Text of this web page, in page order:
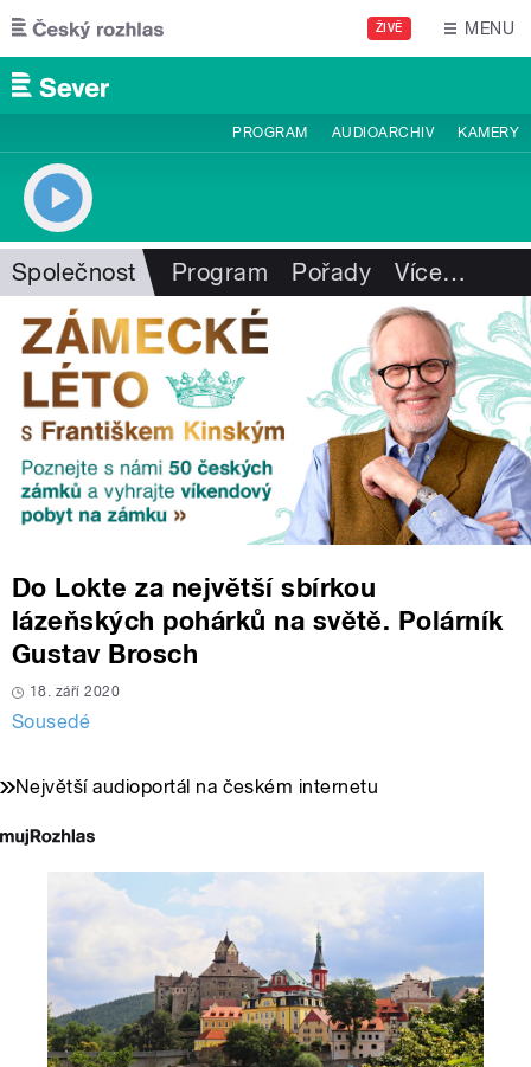
Přejít k hlavnímu obsahu
ŽIVĚ MENU
PROGRAM AUDIOARCHIV KAMERY
Společnost Program Pořady Více…
Do Lokte za největší sbírkou
lázeňských pohárků na světě. Polárník
Gustav Brosch
18. září 2020
Sousedé
Největší audioportál na českém internetu